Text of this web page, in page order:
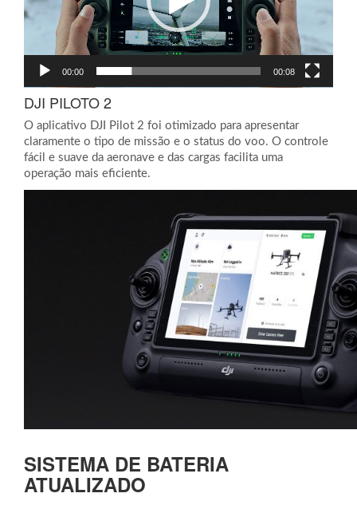
00:00 00:08
DJI PILOTO 2
O aplicativo DJI Pilot 2 foi otimizado para apresentar
claramente o tipo de missão e o status do voo. O controle
fácil e suave da aeronave e das cargas facilita uma
operação mais eficiente.
SISTEMA DE BATERIA
ATUALIZADO